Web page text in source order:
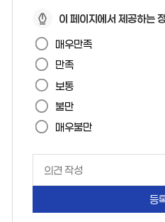
페
이
지
만
족
도
이 페이지에서 제공하는
매우만족
만족
보통
불만
매우불만